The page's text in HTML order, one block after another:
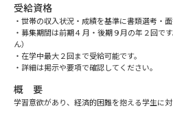
大学で学べる内容や特徴を調べ
新増設大学・学部・学科特集
データサイエンス特集
受給資格
・世帯の収入状況・成績を基準に書類選考・面
・募集期間は前期４月・後期９月の年２回で
ん）
・在学中最大２回まで受給可能です。
・詳細は掲示や要項で確認してください。
概 要
学習意欲があり、経済的困難を抱える学生に対